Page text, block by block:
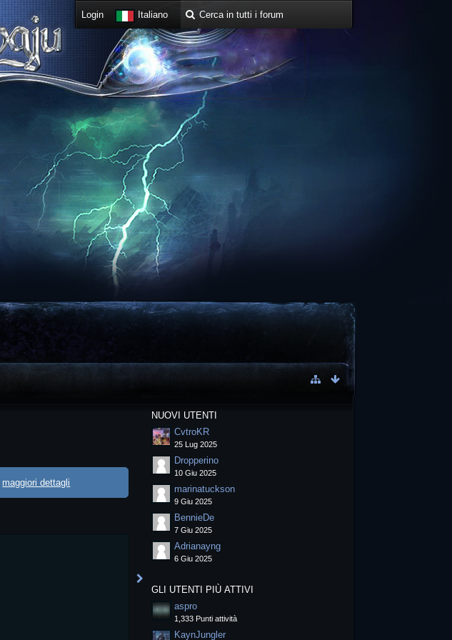
Login Italiano
maggiori dettagli
NUOVI UTENTI
CvtroKR
25 Lug 2025
Dropperino
10 Giu 2025
marinatuckson
9 Giu 2025
BennieDe
7 Giu 2025
Adrianayng
6 Giu 2025
GLI UTENTI PIÙ ATTIVI
aspro
1,333 Punti attività
KaynJungler